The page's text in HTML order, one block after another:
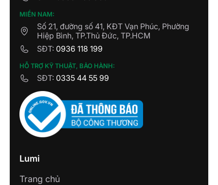
MIỀN NAM:
Số 21, đường số 41, KĐT Vạn Phúc, Phường
Hiệp Bình, TP.Thủ Đức, TP.HCM
SĐT: 0936 118 199
HỖ TRỢ KỸ THUẬT, BẢO HÀNH:
SĐT: 0335 44 55 99
Lumi
Trang chủ